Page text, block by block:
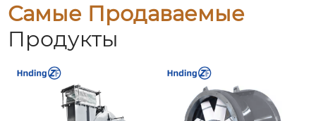
Самые Продаваемые
Продукты